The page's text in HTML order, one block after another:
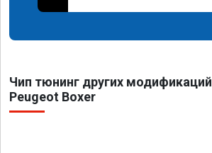
Чип тюнинг других модификаций
Peugeot Boxer